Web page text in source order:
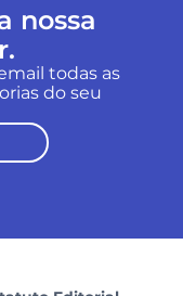
nossa
todas as
do seu